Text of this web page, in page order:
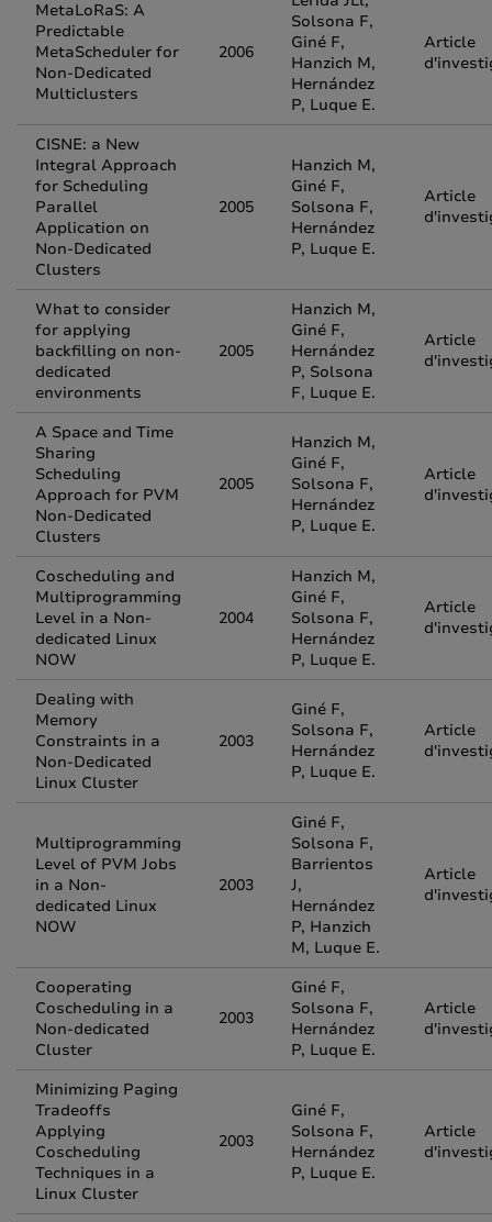
MetaLoRaS: A
Predictable
MetaScheduler for
Non-Dedicated
Multiclusters
2006
Solsona F,
Giné F,
Hanzich M,
Hernández
P, Luque E.
Article
CISNE: a New
Integral Approach
for Scheduling
Parallel
Application on
Non-Dedicated
Clusters
2005
Hanzich M,
Giné F,
Solsona F,
Hernández
P, Luque E.
Article
What to consider
for applying
backfilling on non-
dedicated
environments
2005
Hanzich M,
Giné F,
Hernández
P, Solsona
F, Luque E.
Article
A Space and Time
Sharing
Scheduling
Approach for PVM
Non-Dedicated
Clusters
2005
Hanzich M,
Giné F,
Solsona F,
Hernández
P, Luque E.
Article
Coscheduling and
Multiprogramming
Level in a Non-
dedicated Linux
NOW
2004
Hanzich M,
Giné F,
Solsona F,
Hernández
P, Luque E.
Article
Dealing with
Memory
Constraints in a
Non-Dedicated
Linux Cluster
2003
Giné F,
Solsona F,
Hernández
P, Luque E.
Article
Multiprogramming
Level of PVM Jobs
in a Non-
dedicated Linux
NOW
2003
Giné F,
Solsona F,
Barrientos
J,
Hernández
P, Hanzich
M, Luque E.
Article
Cooperating
Coscheduling in a
Non-dedicated
Cluster
2003
Giné F,
Solsona F,
Hernández
P, Luque E.
Article
Minimizing Paging
Tradeoffs
Applying
Coscheduling
Techniques in a
Linux Cluster
2003
Giné F,
Solsona F,
Hernández
P, Luque E.
Article